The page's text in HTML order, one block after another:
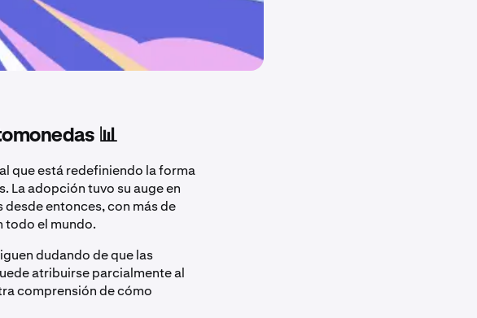
📊
que está redefiniendo la forma
La adopción tuvo su auge en
entonces, con más de
todo el mundo.
dudando de que las
atribuirse parcialmente al
comprensión de cómo